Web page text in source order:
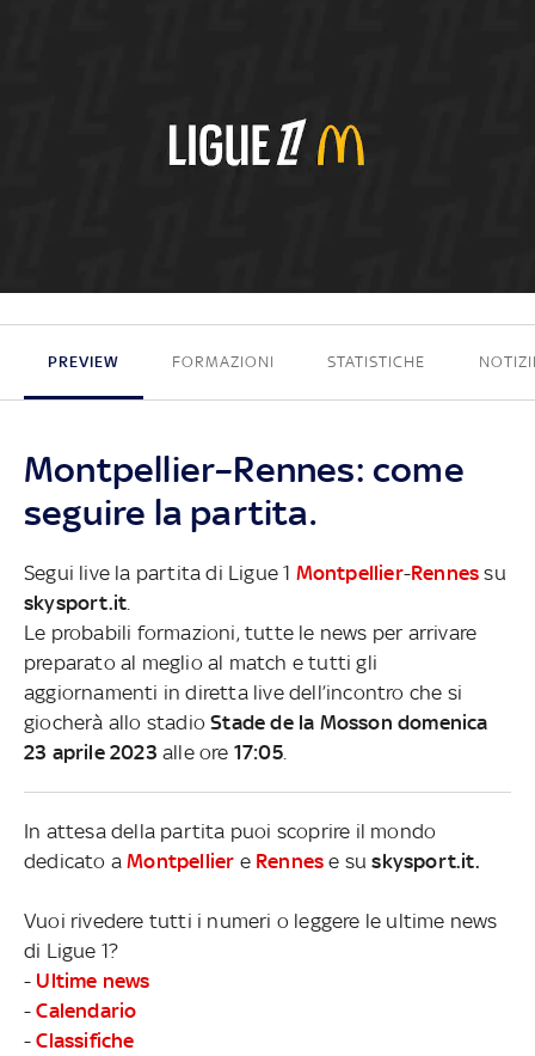
1 - 0
PREVIEW FORMAZIONI STATISTICHE
Montpellier–Rennes: come
seguire la partita.
Segui live la partita di Ligue 1 Montpellier-Rennes su
skysport.it
Le probabili formazioni, tutte le news per arrivare
preparato al meglio al match e tutti gli
aggiornamenti in diretta live dell’incontro che si
giocherà allo stadioStade de la Mosson domenica
23 aprile 2023 alle ore 17:05.
In attesa della partita puoi scoprire il mondo
dedicato aMontpellier e Rennes e suskysport.it.
Vuoi rivedere tutti i numeri o leggere le ultime news
di Ligue 1?
- Ultime news
-Calendario
-Classifiche